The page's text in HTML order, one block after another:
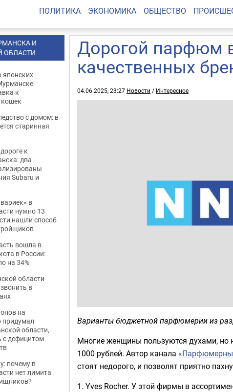
ПОЛИТИКА ЭКОНОМИКА ОБЩЕСТВО
Дорогой парфюм
качественных
04.06.2025, 23:27 Новости / Интересное
Варианты бюджетной парфюмерии из
Многие женщины пользуются духами, но
1000 рублей. Автор канала
стоят недорого, и позволят приятно
1. Yves Rocher. У этой фирмы в
И
ОБЛАСТИ
японских
к
с домом: в
старинная
к
два
Subaru и
в
нужно 13
нашли способ
вошла в
в России:
на 34%
области
в
на
придумал
области,
с дефицитом
почему в
нет лимита